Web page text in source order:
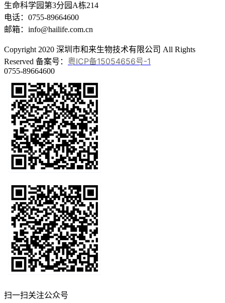
生命科学园第3分园A栋214
电话：0755-89664600
邮箱：info@hailife.com.cn
Copyright 2020 深圳市和来生物技术有限公司 All Rights
Reserved 备案号： 粤ICP备15054656号-1
0755-89664600
扫一扫关注公众号